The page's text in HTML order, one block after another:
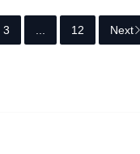
3 12 Next